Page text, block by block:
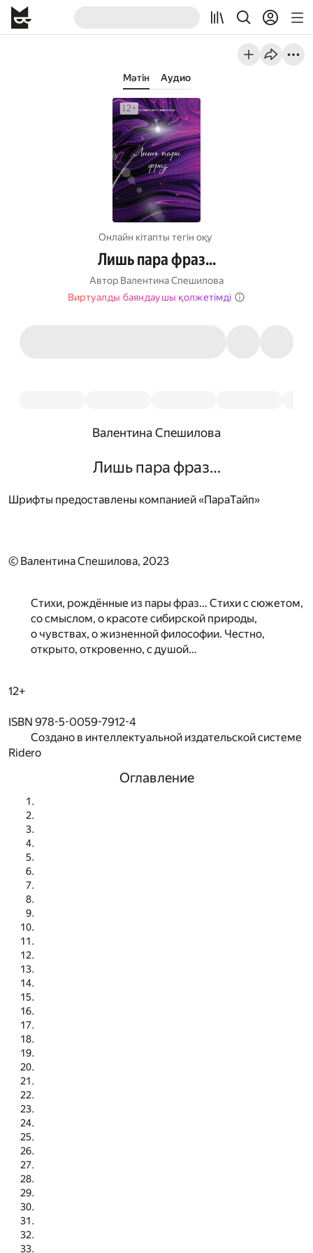
Мәтін Аудио
Онлайн кітапты тегін оқу
Лишь пара фраз…
Автор Валентина Спешилова
Виртуалды баяндаушы қолжетімді
Валентина Спешилова
Лишь пара фраз…
Шрифты предоставлены компанией «ПараТайп»
© Валентина Спешилова, 2023
Стихи, рождённые из пары фраз… Стихи с сюжетом,
со смыслом, о красоте сибирской природы,
о чувствах, о жизненной философии. Честно,
открыто, откровенно, с душой…
12+
ISBN 978-5-0059-7912-4
Создано в интеллектуальной издательской системе
Ridero
Оглавление